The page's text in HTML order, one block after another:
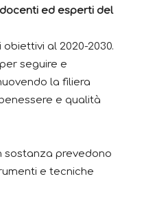
ed esperti del
al 2020-2030.
seguire e
la filiera
e qualità
sostanza prevedono
e tecniche